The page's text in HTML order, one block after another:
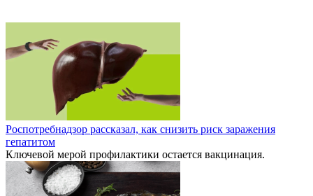
Роспотребнадзор рассказал, как снизить риск заражения
гепатитом
Ключевой мерой профилактики остается вакцинация.